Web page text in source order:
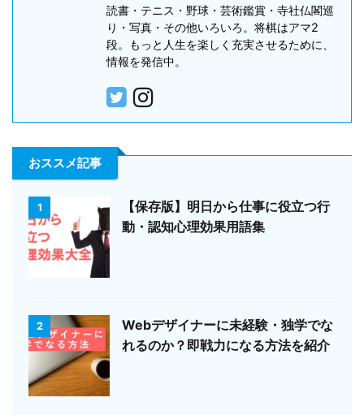
読書・テニス・野球・芸術鑑賞・寺社仏閣巡
り・写真・その他いろいろ。将棋はアマ2
段。もっと人生を楽しく充実させるために、
情報を発信中。
おススメ記事
1
【保存版】明日から仕事に役立つ行
動・認知心理効果用語集
2
Webデザイナーに未経験・独学でな
れるのか？即戦力になる方法を紹介